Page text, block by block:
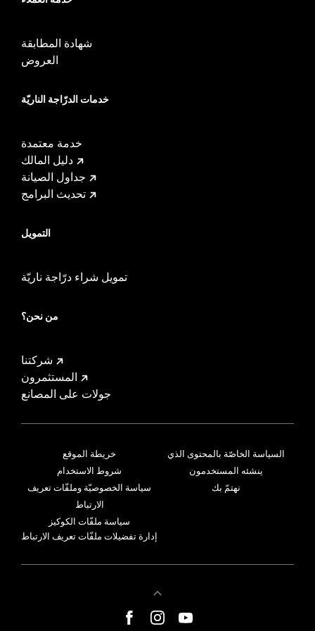
شهادة المطابقة
العروض
خدمات الدرّاجة الناريّة
خدمة معتمدة
دليل المالك
جداول الصيانة
تحديث البرامج
التمويل
تمويل شراء درّاجة ناريّة
من نحن؟
شركتنا
المستثمرون
جولات على المصانع
خريطة الموقع
شروط الاستخدام
سياسة الخصوصيّة وملفّات تعريف
الارتباط
سياسة ملفّات الكوكيز
إدارة تفضيلات ملفّات تعريف الارتباط
السياسة الخاصّة بالمحتوى الذي
ينشئه المستخدمون
نهتمّ بك